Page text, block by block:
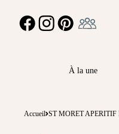
FACEBOOKINSTAGRAMPINTEREST
À la une
Accueil ST MORET